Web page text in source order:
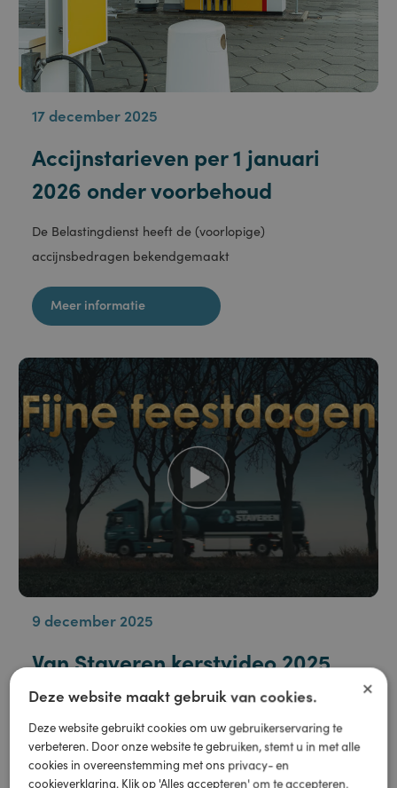
17 december 2025
Accijnstarieven per 1 januari
2026 onder voorbehoud
De Belastingdienst heeft de (voorlopige)
accijnsbedragen bekendgemaakt
Meer informatie
9 december 2025